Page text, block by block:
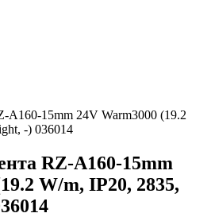
A160-15mm 24V Warm3000 (19.2
-) 036014
RZ-A160-15mm
W/m, IP20, 2835,